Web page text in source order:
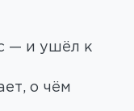
— и ушёл к
о чём